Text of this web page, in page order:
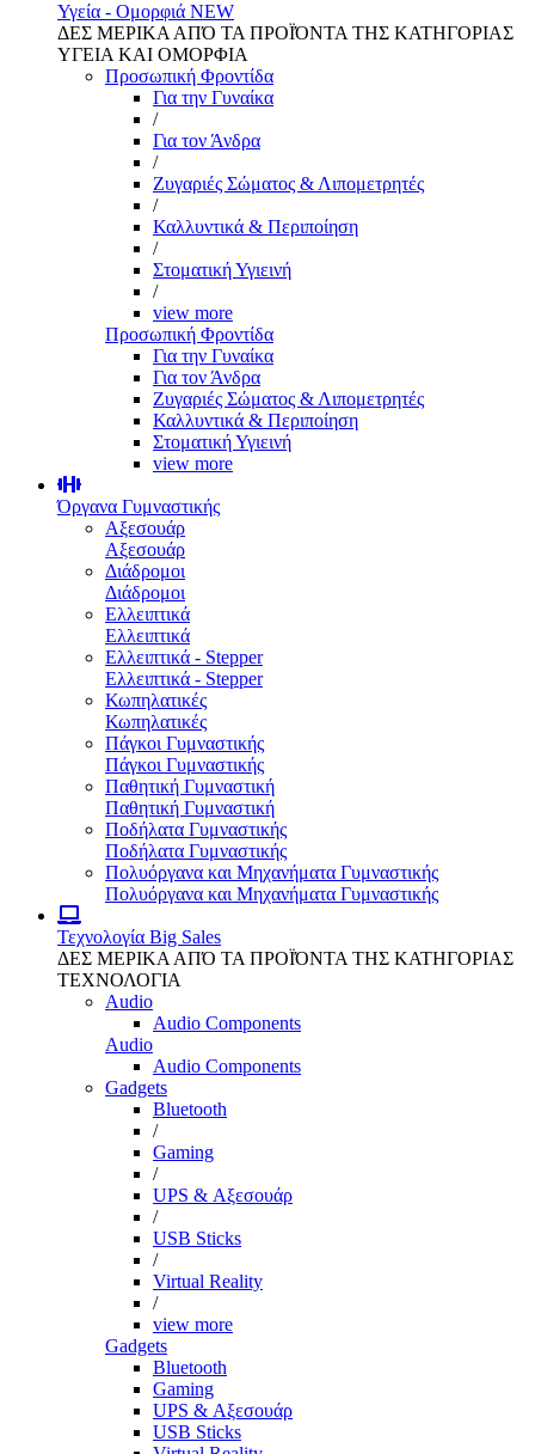
Υγεία - Ομορφιά NEW
ΔΕΣ ΜΕΡΙΚΑ ΑΠΌ ΤΑ ΠΡΟΪΌΝΤΑ ΤΗΣ ΚΑΤΗΓΟΡΙΑΣ
ΥΓΕΙΑ ΚΑΙ ΟΜΟΡΦΙΑ
Προσωπική Φροντίδα
Για την Γυναίκα
/
Για τον Άνδρα
/
Ζυγαριές Σώματος & Λιπομετρητές
/
Καλλυντικά & Περιποίηση
/
Στοματική Υγιεινή
/
view more
Προσωπική Φροντίδα
Για την Γυναίκα
Για τον Άνδρα
Ζυγαριές Σώματος & Λιπομετρητές
Καλλυντικά & Περιποίηση
Στοματική Υγιεινή
view more
Όργανα Γυμναστικής
Αξεσουάρ
Αξεσουάρ
Διάδρομοι
Διάδρομοι
Ελλειπτικά
Ελλειπτικά
Ελλειπτικά - Stepper
Ελλειπτικά - Stepper
Κωπηλατικές
Κωπηλατικές
Πάγκοι Γυμναστικής
Πάγκοι Γυμναστικής
Παθητική Γυμναστική
Παθητική Γυμναστική
Ποδήλατα Γυμναστικής
Ποδήλατα Γυμναστικής
Πολυόργανα και Μηχανήματα Γυμναστικής
Πολυόργανα και Μηχανήματα Γυμναστικής
Τεχνολογία Big Sales
ΔΕΣ ΜΕΡΙΚΑ ΑΠΌ ΤΑ ΠΡΟΪΌΝΤΑ ΤΗΣ ΚΑΤΗΓΟΡΙΑΣ
ΤΕΧΝΟΛΟΓΙΑ
Audio
Audio Components
Audio
Audio Components
Gadgets
Bluetooth
/
Gaming
/
UPS & Αξεσουάρ
/
USB Sticks
/
Virtual Reality
/
view more
Gadgets
Bluetooth
Gaming
UPS & Αξεσουάρ
USB Sticks